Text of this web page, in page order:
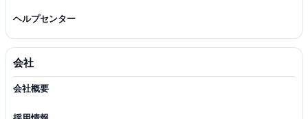
ヘルプセンター
会社
会社概要